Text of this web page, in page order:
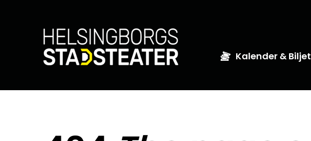
Kalender &